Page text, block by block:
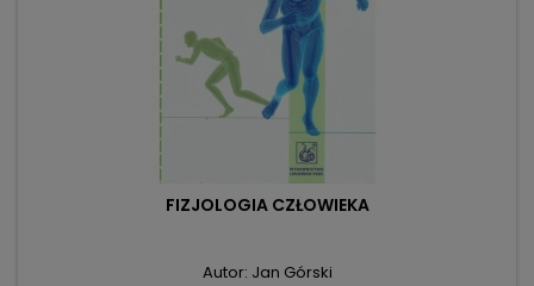
FIZJOLOGIA CZŁOWIEKA
Autor: Jan Górski